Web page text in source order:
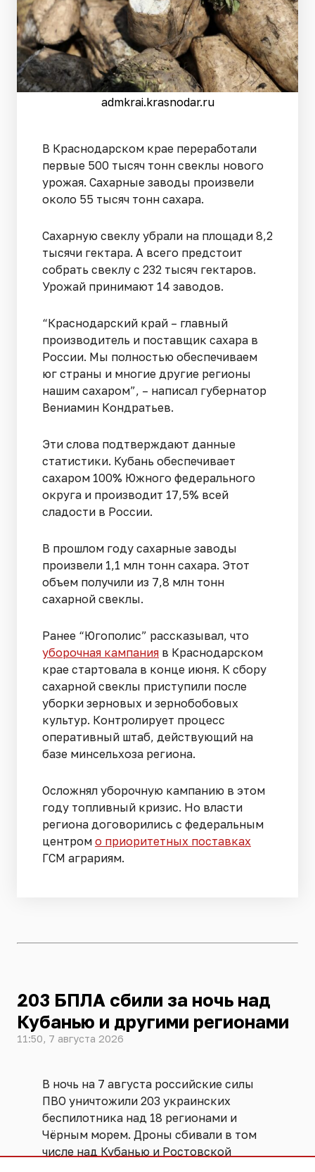
admkrai.krasnodar.ru
В Краснодарском крае переработали
первые 500 тысяч тонн свеклы нового
урожая. Сахарные заводы произвели
около 55 тысяч тонн сахара.
Сахарную свеклу убрали на площади 8,2
тысячи гектара. А всего предстоит
собрать свеклу с 232 тысяч гектаров.
Урожай принимают 14 заводов.
“Краснодарский край – главный
производитель и поставщик сахара в
России. Мы полностью обеспечиваем
юг страны и многие другие регионы
нашим сахаром”, – написал губернатор
Вениамин Кондратьев.
Эти слова подтверждают данные
статистики. Кубань обеспечивает
сахаром 100% Южного федерального
округа и производит 17,5% всей
сладости в России.
В прошлом году сахарные заводы
произвели 1,1 млн тонн сахара. Этот
объем получили из 7,8 млн тонн
сахарной свеклы.
Ранее “Югополис” рассказывал, что
уборочная кампания в Краснодарском
крае стартовала в конце июня. К сбору
сахарной свеклы приступили после
уборки зерновых и зернобобовых
культур. Контролирует процесс
оперативный штаб, действующий на
базе минсельхоза региона.
Осложнял уборочную кампанию в этом
году топливный кризис. Но власти
региона договорились с федеральным
центром о приоритетных поставках
ГСМ аграриям.
203 БПЛА сбили за ночь над
Кубанью и другими регионами
11:50, 7 августа 2026
В ночь на 7 августа российские силы
ПВО уничтожили 203 украинских
беспилотника над 18 регионами и
Чёрным морем. Дроны сбивали в том
числе над Кубанью и Ростовской